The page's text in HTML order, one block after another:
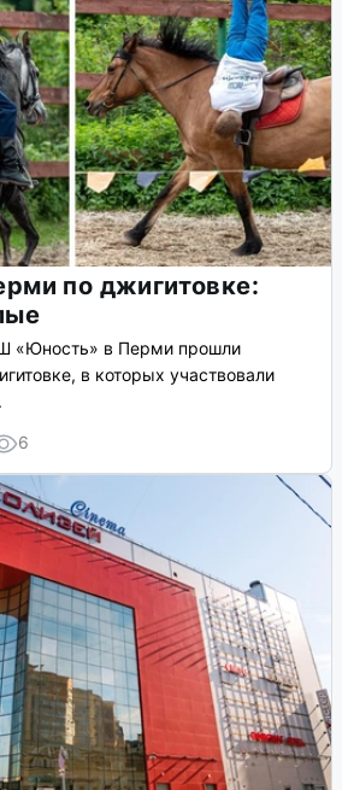
по джигитовке:
«Юность» в Перми прошли
в которых участвовали
6